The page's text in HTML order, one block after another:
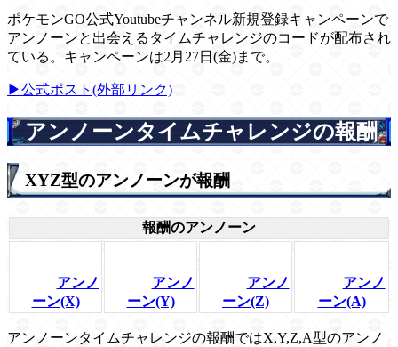
ポケモンGO公式Youtubeチャンネル新規登録キャンペーンで
アンノーンと出会えるタイムチャレンジのコードが配布され
ている。キャンペーンは2月27日(金)まで。
▶︎公式ポスト(外部リンク)
アンノーンタイムチャレンジの報酬
XYZ型のアンノーンが報酬
報酬のアンノーン
アンノ
ーン(X)
アンノ
ーン(Y)
アンノ
ーン(Z)
アンノ
ーン(A)
アンノーンタイムチャレンジの報酬ではX,Y,Z,A型のアンノ